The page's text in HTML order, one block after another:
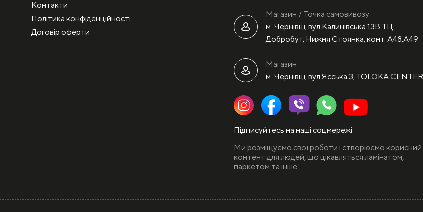
Контакти
Політика конфіденційності
Договір оферти
Магазин / Точка самовивозу
м. Чернівці, вул.Калинівська 13В ТЦ
Добробут, Нижня Стоянка, конт. А48,А49
Магазин
м. Чернівці, вул.Ясська 3, TOLOKA CENTER
Підписуйтесь на наші соцмережі
Ми розміщуємо свої роботи і створюємо корисний
контент для людей, що цікавляться ламінатом,
паркетом та інше